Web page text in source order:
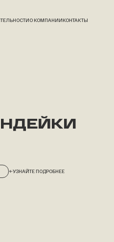
О КОМПАНИИКОНТАКТЫ
→УЗНАЙТЕ ПОДРОБНЕЕ